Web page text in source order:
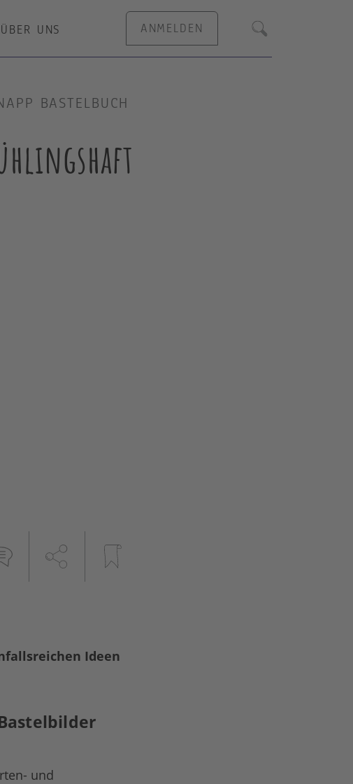
ÜBER UNS ANMELDEN Suche
BASTELBUCH
Ideen
und